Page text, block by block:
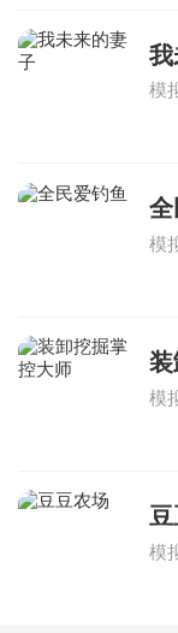
模
模
模
模